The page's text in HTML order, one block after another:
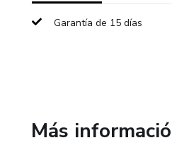
Garantía de 15 días
Más